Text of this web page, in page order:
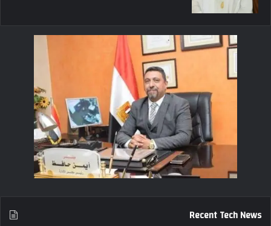
Recent Tech News